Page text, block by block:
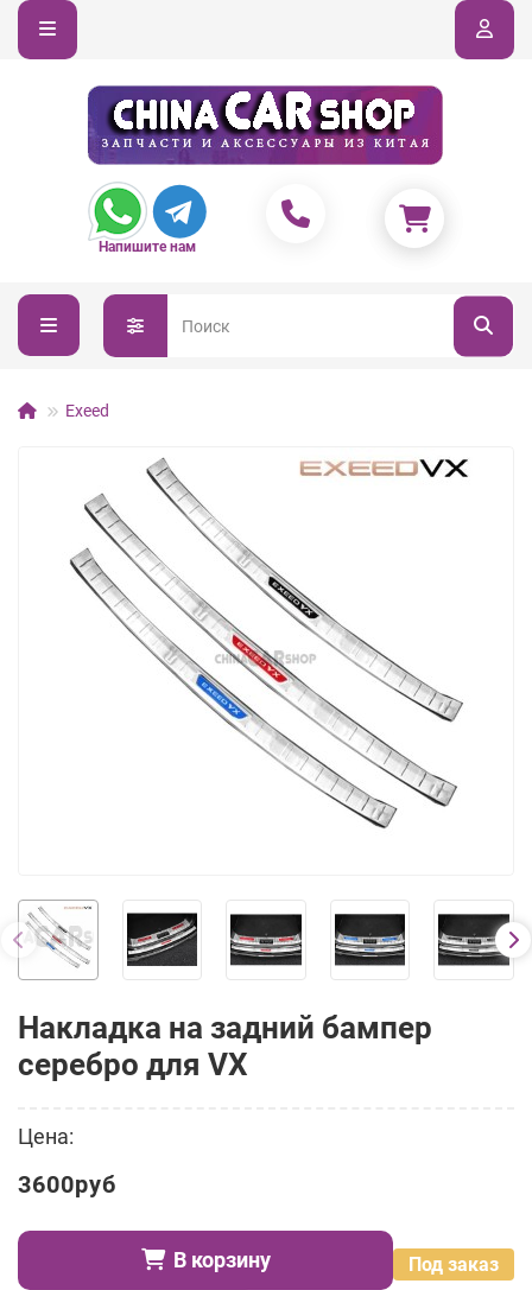
Напишите нам
Exeed
Накладка на задний бампер
серебро для VX
Цена:
3600руб
Под заказ
В корзину